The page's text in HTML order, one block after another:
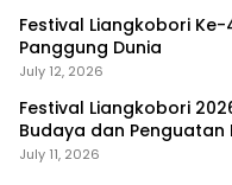
Festival Liangkobori
Panggung Dunia
July 12, 2026
Festival Liangkobori
Budaya dan Penguatan
July 11, 2026